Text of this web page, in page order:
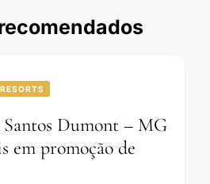
Dumont – MG
em promoção de